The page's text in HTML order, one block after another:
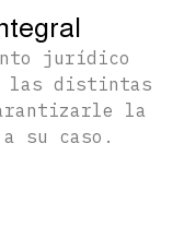
jurídico
las distintas
la
a su caso.